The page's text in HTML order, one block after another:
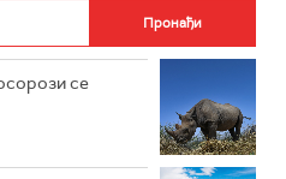
се